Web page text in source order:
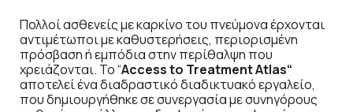
Πολλοί ασθενείς με καρκίνο του πνεύμονα έρχονται
αντιμέτωποι με καθυστερήσεις, περιορισμένη
πρόσβαση ή εμπόδια στην περίθαλψη που
χρειάζονται. Το “Accessto TreatmentAtlas“
αποτελεί ένα διαδραστικό διαδικτυακό εργαλείο,
που δημιουργήθηκε σε συνεργασία με συνηγόρους